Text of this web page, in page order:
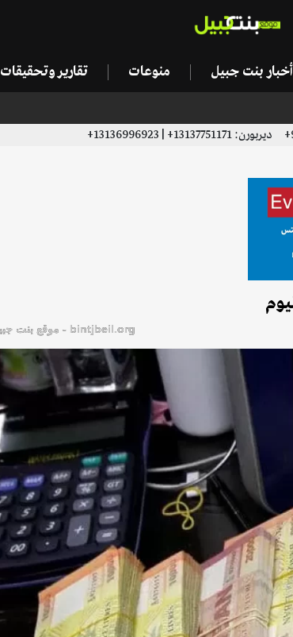
أخبار بنت جبيل منوعات تقارير وتحقيقات
bintjbeil.org - موقع بنت جبيل